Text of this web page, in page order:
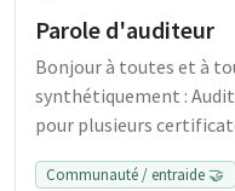
Parole d'auditeur
Bonjour à toutes et à
synthétiquement :
pour plusieurs
Communauté / entraide 🤝